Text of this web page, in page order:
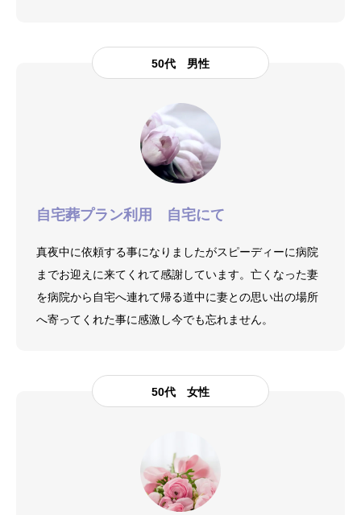
50代 男性
自宅葬プラン利用 自宅にて
真夜中に依頼する事になりましたがスピーディーに病院
までお迎えに来てくれて感謝しています。亡くなった妻
を病院から自宅へ連れて帰る道中に妻との思い出の場所
へ寄ってくれた事に感激し今でも忘れません。
50代 女性